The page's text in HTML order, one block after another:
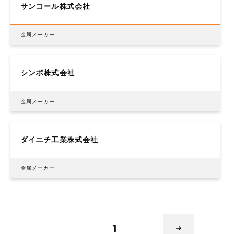
サンコール株式会社
金属メーカー
シンポ株式会社
金属メーカー
ダイニチ工業株式会社
金属メーカー
1